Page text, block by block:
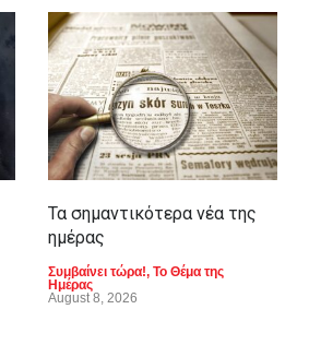
Τα σημαντικότερα νέα της
ημέρας
Συμβαίνει τώρα!, Το Θέμα της
Ημέρας
August 8, 2026